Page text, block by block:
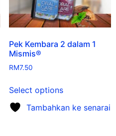
Pek Kembara 2 dalam 1
Mismis®
RM7.50
Select options
Tambahkan ke senarai